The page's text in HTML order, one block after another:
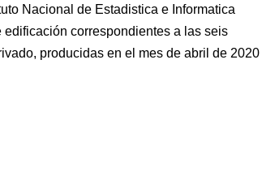
Nacional de Estadistica e Informatica
correspondientes a las seis
producidas en el mes de abril de 2020